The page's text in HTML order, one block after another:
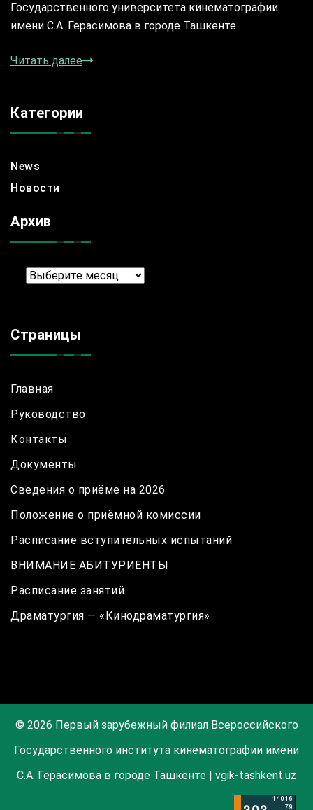
Государственного университета кинематографии
имени С.А. Герасимова в городе Ташкенте
Читать далее
Категории
News
Новости
Архив
Архив
Страницы
Главная
Руководство
Контакты
Документы
Сведения о приёме на 2026
Положение о приёмной комиссии
Расписание вступительных испытаний
ВНИМАНИЕ АБИТУРИЕНТЫ
Расписание занятий
Драматургия — «Кинодраматургия»
© 2026 Первый зарубежный филиал Всероссийского
Государственного института кинематографии имени
С.А. Герасимова в городе Ташкенте | vgik-tashkent.uz